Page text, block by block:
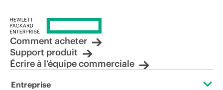
Comment acheter
Support produit
Écrire à l’équipe commerciale
Entreprise